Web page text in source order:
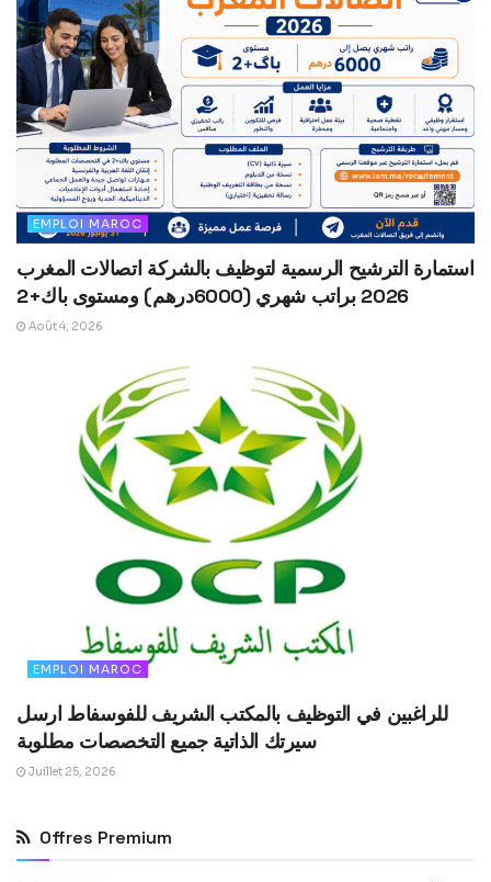
EMPLOI MAROC
استمارة الترشيح الرسمية لتوظيف بالشركة اتصالات المغرب
2026 براتب شهري (6000درهم) ومستوى باك+2
Août 4, 2026
EMPLOI MAROC
للراغبين في التوظيف بالمكتب الشريف للفوسفاط ارسل
سيرتك الذاتية جميع التخصصات مطلوبة
Juillet 25, 2026
Offres Premium